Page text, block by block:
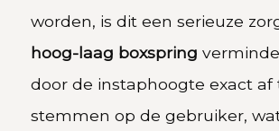
worden, is dit een serieuze
hoog-laag boxspring
door de instaphoogte exact af
stemmen op de gebruiker,